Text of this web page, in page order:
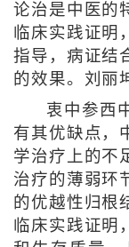
论治是中医的
临床实践证明
指导，病证结
的效果。刘丽
衷中参西
有其优缺点，
学治疗上的不
治疗的薄弱环
的优越性归根
临床实践证明